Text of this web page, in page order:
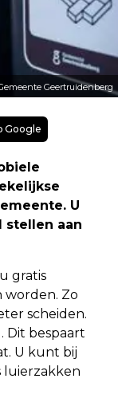
Geertruidenberg
Google
U
stellen aan
gratis
Zo
scheiden.
Dit bespaart
U kunt bij
luierzakken